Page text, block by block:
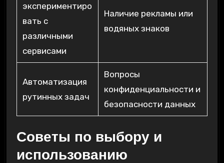
экспериментиро
вать с
различными
сервисами
Наличие рекламы или
водяных знаков
Автоматизация
рутинных задач
Вопросы
конфиденциальности и
безопасности данных
Советы по выбору и
использованию